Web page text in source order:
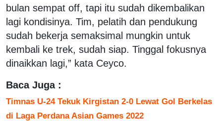
bulan sempat off, tapi itu sudah dikembalikan
lagi kondisinya. Tim, pelatih dan pendukung
sudah bekerja semaksimal mungkin untuk
kembali ke trek, sudah siap. Tinggal fokusnya
dinaikkan lagi,” kata Ceyco.
Baca Juga :
Timnas U-24 Tekuk Kirgistan 2-0 Lewat Gol Berkelas
di Laga Perdana Asian Games 2022